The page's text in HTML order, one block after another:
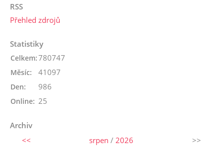
RSS
Přehled zdrojů
Statistiky
Online: 25
Celkem:780747
Měsíc: 41097
Den: 986
Archiv
<<
srpen / 2026 >>